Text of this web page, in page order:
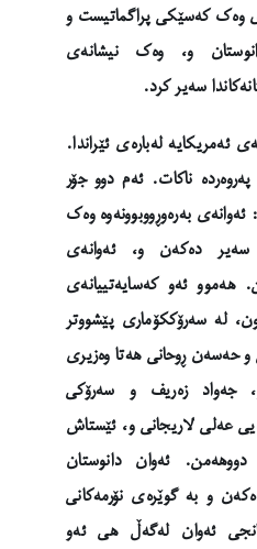
وەک کەسێکی پراگماتیست و
و، وەک نیشانەی
سەیر کرد.
ئەمریکایە لەبارەی ئێراندا.
ناکات. ئەم دوو جۆر
بەرەوڕووبوونەوە وەک
سەیر دەکەن و، ئەوانەی
هەموو ئەو کەسایەتییانەی
لە سەرۆککۆماری پێشووتر
حەسەن ڕوحانی هەتا وەزیری
جەواد زەریف و سەرۆکی
عەلی لاریجانی و، ئێستاش
ئەوان دانوستان
و بە گوێرەی نۆرمەکانی
ئەوان لەگەڵ هی ئەو